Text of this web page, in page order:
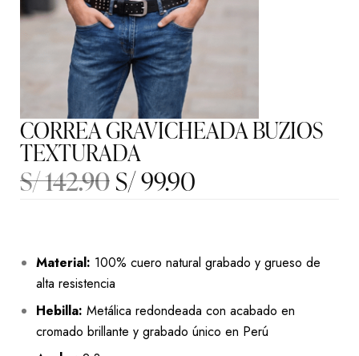
CORREA GRAVICHEADA BUZIOS
TEXTURADA
S/142.90S/99.90
Material: 100% cuero natural grabado y grueso de
alta resistencia
Hebilla: Metálica redondeada con acabado en
cromado brillante y grabado único en Perú